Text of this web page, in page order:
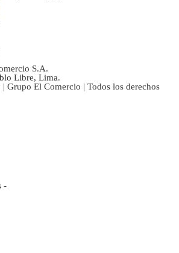
S.A.
Libre, Lima.
Grupo El Comercio | Todos los derechos
-